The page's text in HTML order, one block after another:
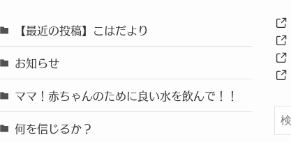
【最近の投稿】こはだより
お知らせ
ママ！赤ちゃんのために良い水を飲んで！！
何を信じるか？